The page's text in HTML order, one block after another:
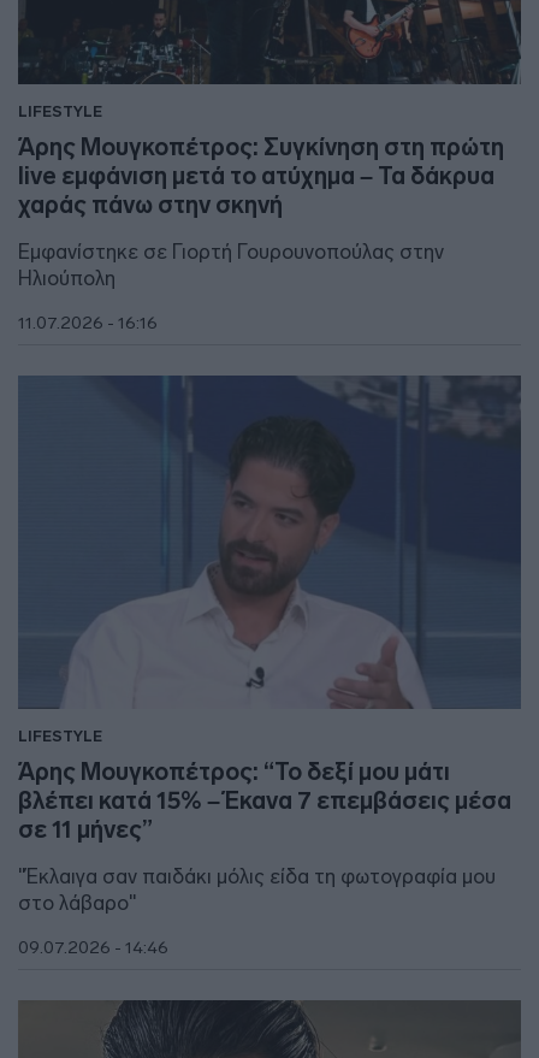
LIFESTYLE
Άρης Μουγκοπέτρος: Συγκίνηση στη πρώτη
live εμφάνιση μετά το ατύχημα – Τα δάκρυα
χαράς πάνω στην σκηνή
Εμφανίστηκε σε Γιορτή Γουρουνοπούλας στην
Ηλιούπολη
11.07.2026 - 16:16
LIFESTYLE
Άρης Μουγκοπέτρος: “Το δεξί μου μάτι
βλέπει κατά 15% – Έκανα 7 επεμβάσεις μέσα
σε 11 μήνες”
"Έκλαιγα σαν παιδάκι μόλις είδα τη φωτογραφία μου
στο λάβαρο"
09.07.2026 - 14:46